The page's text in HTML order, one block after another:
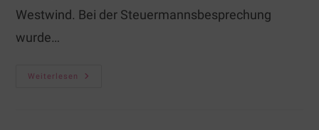
Westwind. Bei der Steuermannsbesprechung
wurde…
Weiterlesen